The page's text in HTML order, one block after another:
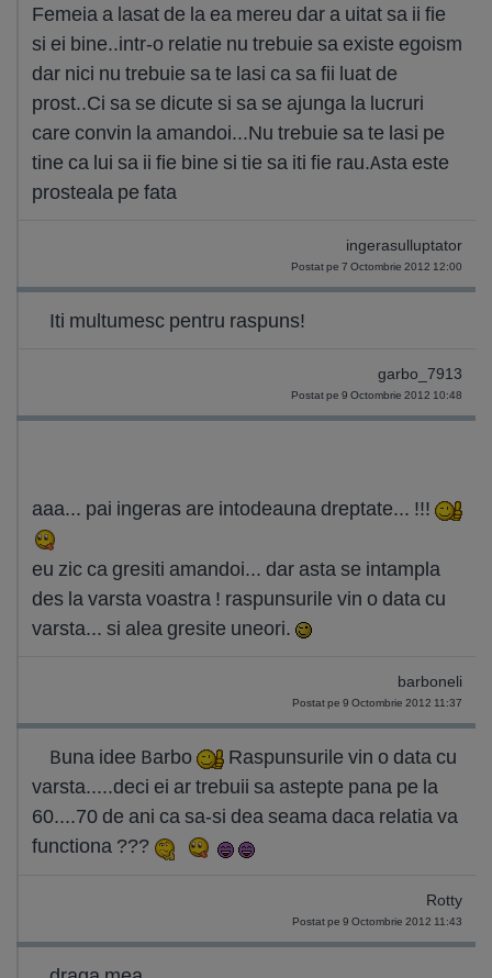
Femeia a lasat de la ea mereu dar a uitat sa ii fie
si ei bine..intr-o relatie nu trebuie sa existe egoism
dar nici nu trebuie sa te lasi ca sa fii luat de
prost..Ci sa se dicute si sa se ajunga la lucruri
care convin la amandoi...Nu trebuie sa te lasi pe
tine ca lui sa ii fie bine si tie sa iti fie rau.Asta este
prosteala pe fata
ingerasulluptator
Postat pe 7 Octombrie 2012 12:00
Iti multumesc pentru raspuns!
garbo_7913
Postat pe 9 Octombrie 2012 10:48
aaa... pai ingeras are intodeauna dreptate... !!!
eu zic ca gresiti amandoi... dar asta se intampla
des la varsta voastra ! raspunsurile vin o data cu
varsta... si alea gresite uneori.
barboneli
Postat pe 9 Octombrie 2012 11:37
Buna idee Barbo
Raspunsurile vin o data cu
varsta.....deci ei ar trebuii sa astepte pana pe la
60....70 de ani ca sa-si dea seama daca relatia va
functiona ???
Rotty
Postat pe 9 Octombrie 2012 11:43